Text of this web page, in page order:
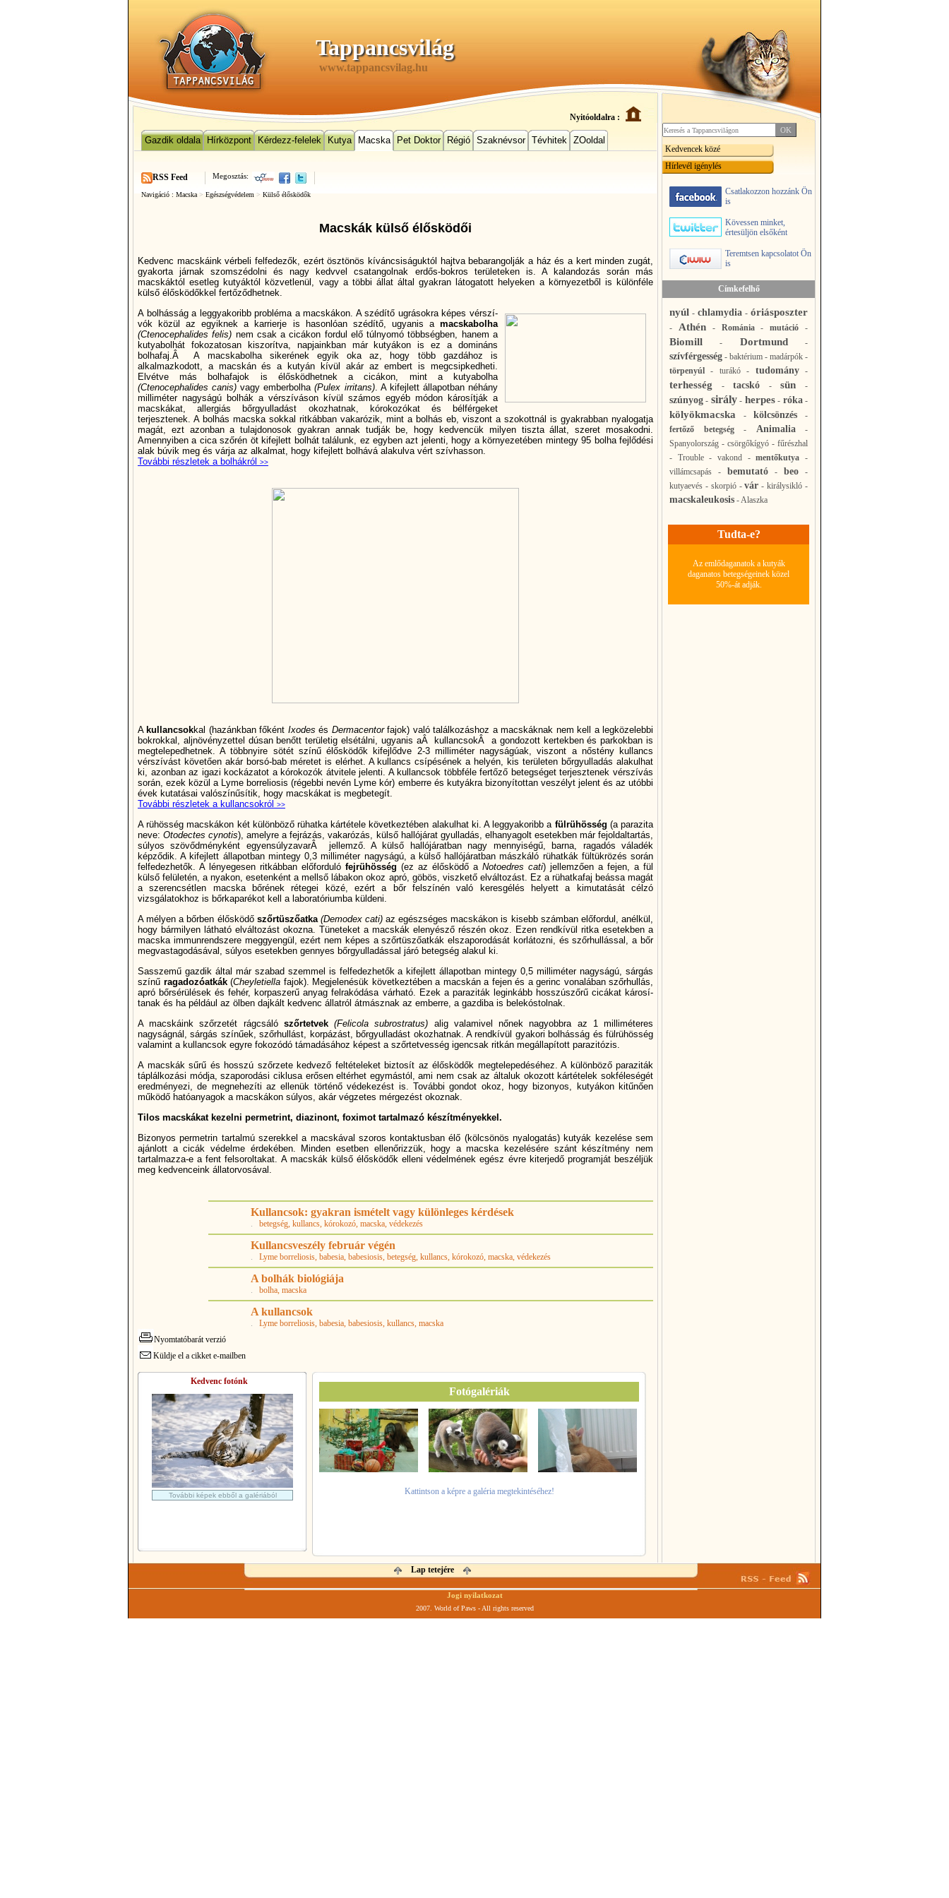
Tappancsvilág
www.tappancsvilag.hu
Nyitóoldalra :
Gazdik oldala Hírközpont Kérdezz-felelek Kutya Macska Pet Doktor Régió Szaknévsor Tévhitek ZOoldal
Megosztás:
RSS Feed
Navigáció : Macska > Egészségvédelem > Külső élősködők
Macskák külső élősködői
Kedvenc macskáink vérbeli felfedezők, ezért ösztönös kí­váncsiságuktól hajtva bebarangolják a ház és a kert minden zugát,
gyakorta járnak szomszédolni és nagy kedvvel csatangolnak erdős-bokros területeken is. A kalandozás során más
macskáktól esetleg kutyáktól közvetlenül, vagy a többi állat által gyakran látogatott helyeken a környezetből is különféle
külső élősködőkkel fertőződhetnek.
A bolhásság a leggyakoribb probléma a macskákon. A szédí­tő ugrásokra képes vérszí­
vók közül az egyiknek a karrierje is hasonlóan szédí­tő, ugyanis a macskabolha
(Ctenocephalides felis) nem csak a cicákon fordul elő túlnyomó többségben, hanem a
kutyabolhát fokozatosan kiszorí­tva, napjainkban már kutyákon is ez a domináns
bolhafaj.Â A macskabolha sikerének egyik oka az, hogy több gazdához is
alkalmazkodott, a macskán és a kutyán kí­vül akár az embert is megcsipkedheti.
Elvétve más bolhafajok is élősködhetnek a cicákon, mint a kutyabolha
(Ctenocephalides canis) vagy emberbolha(Pulex irritans). A kifejlett állapotban néhány
milliméter nagyságú bolhák a vérszí­váson kí­vül számos egyéb módon károsí­tják a
macskákat, allergiás bőrgyulladást okozhatnak, kórokozókat és bélférgeket
terjesztenek. A bolhás macska sokkal ritkábban vakarózik, mint a bolhás eb, viszont a szokottnál is gyakrabban nyalogatja
magát, ezt azonban a tulajdonosok gyakran annak tudják be, hogy kedvencük milyen tiszta állat, szeret mosakodni.
Amennyiben a cica szőrén öt kifejlett bolhát találunk, ez egyben azt jelenti, hogy a környezetében mintegy 95 bolha fejlődési
alak búvik meg és várja az alkalmat, hogy kifejlett bolhává alakulva vért szí­vhasson.
További részletek a bolhákról
>>
A kullancsokkal (hazánkban főként Ixodes és Dermacentorfajok) való találkozáshoz a macskáknak nem kell a legközelebbi
bokrokkal, aljnövényzettel dúsan benőtt területig elsétálni, ugyanis aÂ kullancsokÂ a gondozott kertekben és parkokban is
megtelepedhetnek. A többnyire sötét szí­nű élősködők kifejlődve 2-3 milliméter nagyságúak, viszont a nőstény kullancs
vérszí­vást követően akár borsó-bab méretet is elérhet. A kullancs csí­pésének a helyén, kis területen bőrgyulladás alakulhat
ki, azonban az igazi kockázatot a kórokozók átvitele jelenti. A kullancsok többféle fertőző betegséget terjesztenek vérszí­vás
során, ezek közül a Lyme borreliosis (régebbi nevén Lyme kór) emberre és kutyákra bizonyí­tottan veszélyt jelent és az utóbbi
évek kutatásai valószí­nűsí­tik, hogy macskákat is megbetegí­t.
További részletek a kullancsokról
>>
A rühösség macskákon két különböző rühatka kártétele következtében alakulhat ki. A leggyakoribb a fülrühösség (a parazita
neve:Otodectes cynotis), amelyre a fejrázás, vakarózás, külső hallójárat gyulladás, elhanyagolt esetekben már fejoldaltartás,
súlyos szövődményként egyensúlyzavarÂ jellemző. A külső hallójáratban nagy mennyiségű, barna, ragadós váladék
képződik. A kifejlett állapotban mintegy 0,3 milliméter nagyságú, a külső hallójáratban mászkáló rühatkák fültükrözés során
felfedezhetők. A lényegesen ritkábban előforduló fejrühösség (ez az élősködő a Notoedres cati) jellemzően a fejen, a fül
külső felületén, a nyakon, esetenként a mellső lábakon okoz apró, göbös, viszkető elváltozást. Ez a rühatkafaj beássa magát
a szerencsétlen macska bőrének rétegei közé, ezért a bőr felszí­nén való keresgélés helyett a kimutatását célzó
vizsgálatokhoz is bőrkaparékot kell a laboratóriumba küldeni.
A mélyen a bőrben élősködő szőrtüszőatka (Demodex cati)az egészséges macskákon is kisebb számban előfordul, anélkül,
hogy bármilyen látható elváltozást okozna. Tüneteket a macskák elenyésző részén okoz. Ezen rendkí­vül ritka esetekben a
macska immunrendszere meggyengül, ezért nem képes a szőrtüszőatkák elszaporodását korlátozni, és szőrhullással, a bőr
megvastagodásával, súlyos esetekben gennyes bőrgyulladással járó betegség alakul ki.
Sasszemű gazdik által már szabad szemmel is felfedezhetők a kifejlett állapotban mintegy 0,5 milliméter nagyságú, sárgás
szí­nű ragadozóatkák(Cheyletiella fajok). Megjelenésük következtében a macskán a fejen és a gerinc vonalában szőrhullás,
apró bőrsérülések és fehér, korpaszerű anyag felrakódása várható. Ezek a paraziták leginkább hosszúszőrű cicákat károsí­
tanak és ha például az ölben dajkált kedvenc állatról átmásznak az emberre, a gazdiba is belekóstolnak.
A macskáink szőrzetét rágcsáló szőrtetvek (Felicola subrostratus) alig valamivel nőnek nagyobbra az 1 milliméteres
nagyságnál, sárgás szí­nűek, szőrhullást, korpázást, bőrgyulladást okozhatnak. A rendkí­vül gyakori bolhásság és fülrühösség
valamint a kullancsok egyre fokozódó támadásához képest a szőrtetvesség igencsak ritkán megállapí­tott parazitózis.
A macskák sűrű és hosszú szőrzete kedvező feltételeket biztosí­t az élősködők megtelepedéséhez. A különböző paraziták
táplálkozási módja, szaporodási ciklusa erősen eltérhet egymástól, ami nem csak az általuk okozott kártételek sokféleségét
eredményezi, de megnehezí­ti az ellenük történő védekezést is. További gondot okoz, hogy bizonyos, kutyákon kitűnően
működő hatóanyagok a macskákon súlyos, akár végzetes mérgezést okoznak.
Tilos macskákat kezelni permetrint, diazinont, foximot tartalmazó készí­tményekkel.
Bizonyos permetrin tartalmú szerekkel a macskával szoros kontaktusban élő (kölcsönös nyalogatás) kutyák kezelése sem
ajánlott a cicák védelme érdekében. Minden esetben ellenőrizzük, hogy a macska kezelésére szánt készí­tmény nem
tartalmazza-e a fent felsoroltakat. A macskák külső élősködők elleni védelmének egész évre kiterjedő programját beszéljük
meg kedvenceink állatorvosával.
Kullancsok: gyakran ismételt vagy különleges kérdések
. betegség, kullancs, kórokozó, macska, védekezés
Kullancsveszély február végén
. Lyme borreliosis, babesia, babesiosis, betegség, kullancs, kórokozó, macska, védekezés
A bolhák biológiája
. bolha, macska
A kullancsok
. Lyme borreliosis, babesia, babesiosis, kullancs, macska
Nyomtatóbarát verzió
Küldje el a cikket e-mailben
Kedvenc fotónk
További képek ebből a galériából
Fotógalériák
Kattintson a képre a galéria megtekintéséhez!
Kedvencek közé
Hírlevél igénylés
Csatlakozzon hozzánk Ön
is
Kövessen minket,
értesüljön elsőként
Teremtsen kapcsolatot Ön
is
Címkefelhő
nyúl - chlamydia - óriásposzter
- Athén- Románia-mutáció -
Biomill - Dortmund-
szívférgesség - baktérium - madárpók -
törpenyúl - turákó- tudomány-
terhesség -tacskó -sün -
szúnyog - sirály- herpes- róka-
kölyökmacska -kölcsönzés -
fertőző betegség- Animalia-
Spanyolország - csörgőkígyó - fűrészhal
- Trouble-vakond -mentőkutya -
villámcsapás - bemutató - beo -
kutyaevés - skorpió-vár -királysikló -
macskaleukosis -Alaszka
Tudta-e?
Az emlődaganatok a kutyák
daganatos betegségeinek közel
50%-át adják.
Lap tetejére
Jogi nyilatkozat
2007. World of Paws - All rights reserved